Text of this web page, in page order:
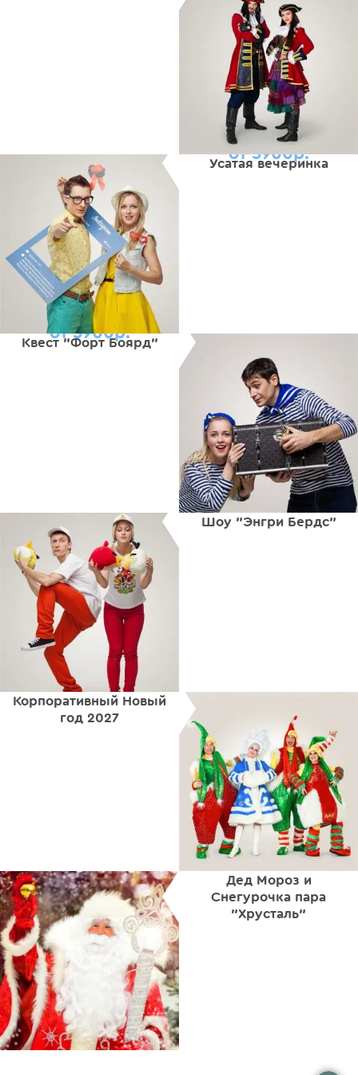
Усатая вечеринка
от 5900р.
Квест "Форт Боярд"
от 5900р.
Шоу "Энгри Бердс"
Корпоративный Новый
год 2027
Дед Мороз и
Снегурочка пара
"Хрусталь"